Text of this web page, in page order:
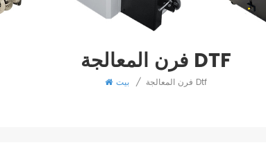
فرن المعالجة DTF
بيت / فرن المعالجة Dtf